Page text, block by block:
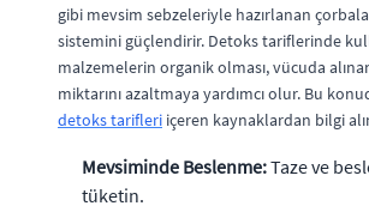
gibi mevsim sebzeleriyle hazırlanan
sistemini güçlendirir. Detoks tariflerinde
malzemelerin organik olması, vücuda
miktarını azaltmaya yardımcı olur. Bu
detoks tarifleri içeren kaynaklardan bilgi
Mevsiminde Beslenme:Taze ve
tüketin.